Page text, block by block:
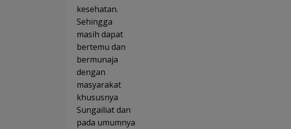
kesehatan.
Sehingga
masih dapat
bertemu dan
bermunaja
dengan
masyarakat
khususnya
Sungailiat dan
pada umumnya